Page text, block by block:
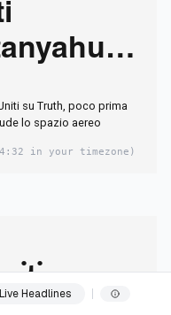
su Truth, poco prima
lo spazio aereo
in your timezone)
siti
Live Headlines